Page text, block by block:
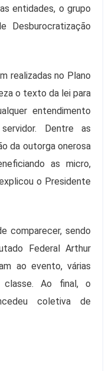
entidades, o grupo
Desburocratização
realizadas no Plano
o texto da lei para
entendimento
Dentre as
da outorga onerosa
as micro,
o Presidente
comparecer, sendo
Federal Arthur
ao evento, várias
classe. Ao final, o
coletiva de